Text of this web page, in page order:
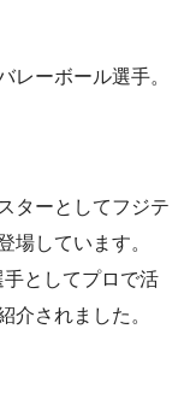
レーボール選手。
ターとしてフジテ
場しています。
手としてプロで活
介されました。